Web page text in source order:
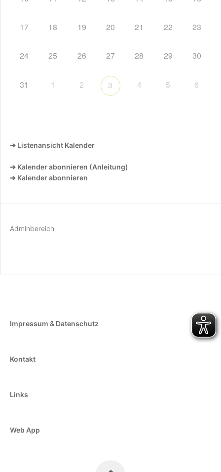
17 18 19 20 21 22 23
24 25 26 27 28 29 30
31 1 2 3 4 5 6
➔ Listenansicht Kalender
➔ Kalender abonnieren (Anleitung)
➔ Kalender abonnieren
Adminbereich
Impressum & Datenschutz
Kontakt
Links
Web App